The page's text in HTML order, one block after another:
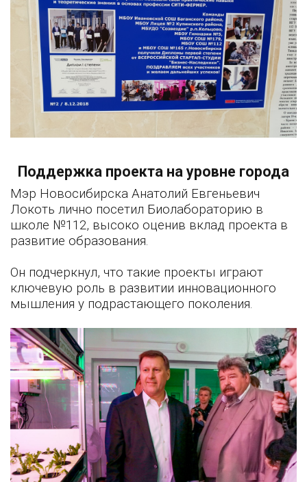
Поддержка проекта на уровне города
Мэр Новосибирска Анатолий Евгеньевич
Локоть лично посетил Биолабораторию в
школе №112, высоко оценив вклад проекта в
развитие образования.
Он подчеркнул, что такие проекты играют
ключевую роль в развитии инновационного
мышления у подрастающего поколения.